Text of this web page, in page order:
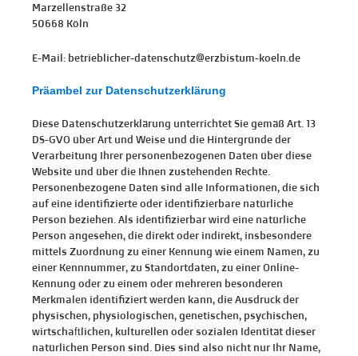
Marzellenstraße 32
50668 Köln
E-Mail: betrieblicher-datenschutz@erzbistum-koeln.de
Präambel zur Datenschutzerklärung
Diese Datenschutzerklärung unterrichtet Sie gemäß Art. 13
DS-GVO über Art und Weise und die Hintergründe der
Verarbeitung Ihrer personenbezogenen Daten über diese
Website und über die Ihnen zustehenden Rechte.
Personenbezogene Daten sind alle Informationen, die sich
auf eine identifizierte oder identifizierbare natürliche
Person beziehen. Als identifizierbar wird eine natürliche
Person angesehen, die direkt oder indirekt, insbesondere
mittels Zuordnung zu einer Kennung wie einem Namen, zu
einer Kennnummer, zu Standortdaten, zu einer Online-
Kennung oder zu einem oder mehreren besonderen
Merkmalen identifiziert werden kann, die Ausdruck der
physischen, physiologischen, genetischen, psychischen,
wirtschaftlichen, kulturellen oder sozialen Identität dieser
natürlichen Person sind. Dies sind also nicht nur Ihr Name,